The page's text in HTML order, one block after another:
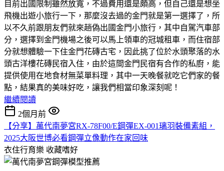
目前出國限制雖然放寬，不過費用還是頗高，但自己還是想坐
飛機出遊小旅行一下，那麼沒去過的金門就是第一選擇了，所
以不久前跟朋友們就來趟偽出國金門小旅行，其中自駕汽車部
分，選擇到金門機場之後可以馬上領車的冠城租車，而住宿部
分就想體驗一下住金門花磚古宅，因此挑了位於水頭聚落的水
頭古洋樓花磚民宿入住，由於這間金門民宿有合作的私廚，能
提供使用在地食材無菜單料理，其中一天晚餐就吃它們家的餐
點，結果真的美味好吃，讓我們相當印象深刻呢！
繼續閱讀
2個月前
【分享】萬代南夢宮RX-78F00/E鋼彈EX-001璃羽裝備素組，
2025大阪世博必看鋼彈立像動作在家回味
衣住行育樂 收藏嗜好